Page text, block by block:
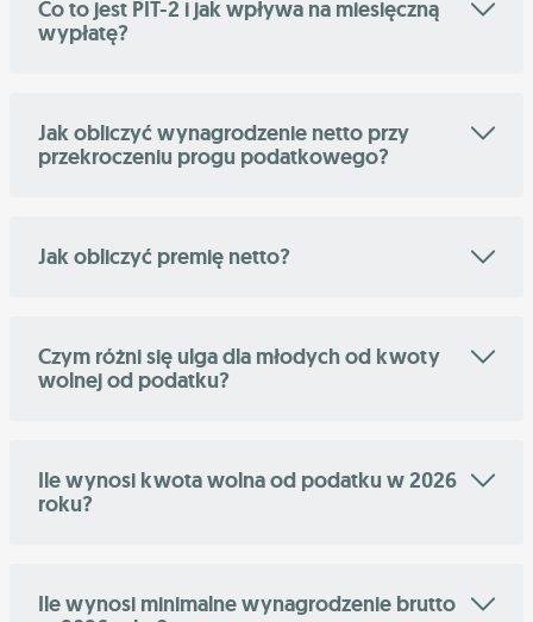
Co to jest PIT-2 i jak wpływa na miesięczną
wypłatę?
Jak obliczyć wynagrodzenie netto przy
przekroczeniu progu podatkowego?
Jak obliczyć premię netto?
Czym różni się ulga dla młodych od kwoty
wolnej od podatku?
Ile wynosi kwota wolna od podatku w 2026
roku?
Ile wynosi minimalne wynagrodzenie brutto